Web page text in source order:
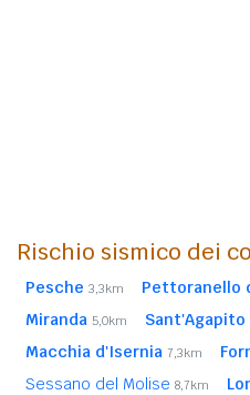
Rischio sismico dei
Pesche 3,3km Pettoranello
Miranda 5,0km Sant'Agapito
Macchia d'Isernia 7,3km
Sessano del Molise 8,7km